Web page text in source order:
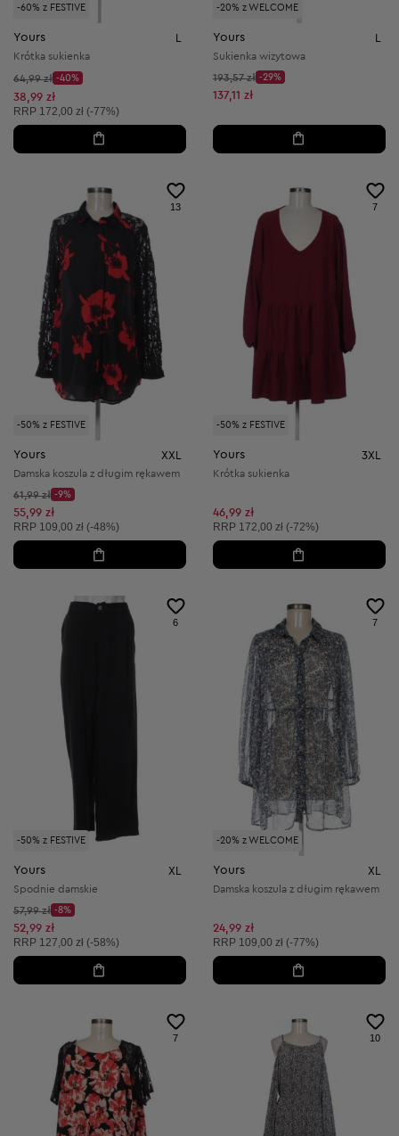
-60% z FESTIVE
Yours L
Krótka sukienka
Cena początkowa:
64,99 zł
Discount Price:
-40%
Obniżona cena:
38,99 zł
Cena sugerowana:
RRP 172,00 zł (-77%)
-20% z WELCOME
Yours L
Sukienka wizytowa
Cena początkowa:
193,57 zł
Discount Price:
-29%
Obniżona cena:
137,11 zł
-50% z FESTIVE
13
Yours XXL
Damska koszula z długim rękawem
Cena początkowa:
61,99 zł
Discount Price:
-9%
Obniżona cena:
55,99 zł
Cena sugerowana:
RRP 109,00 zł (-48%)
-50% z FESTIVE
7
Yours 3XL
Krótka sukienka
46,99 zł
Cena sugerowana:
RRP 172,00 zł (-72%)
-50% z FESTIVE
6
Yours XL
Spodnie damskie
Cena początkowa:
57,99 zł
Discount Price:
-8%
Obniżona cena:
52,99 zł
Cena sugerowana:
RRP 127,00 zł (-58%)
-20% z WELCOME
7
Yours XL
Damska koszula z długim rękawem
24,99 zł
Cena sugerowana:
RRP 109,00 zł (-77%)
7 10